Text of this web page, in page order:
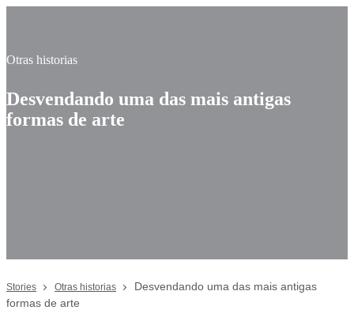
Otras historias
Desvendando uma das mais antigas
formas de arte
Stories Otras historias
Desvendando uma das mais antigas
formas de arte